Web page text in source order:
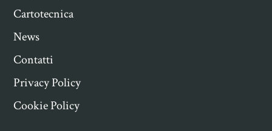
Cartotecnica
News
Contatti
Privacy Policy
Cookie Policy